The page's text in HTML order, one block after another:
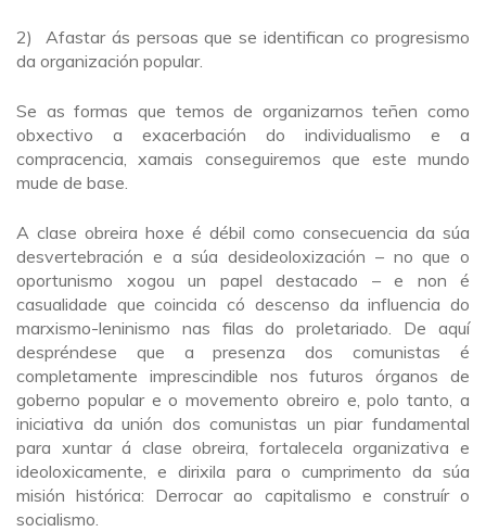
2) Afastar ás persoas que se identifican co progresismo
da organización popular.
Se as formas que temos de organizarnos teñen como
obxectivo a exacerbación do individualismo e a
compracencia, xamais conseguiremos que este mundo
mude de base.
A clase obreira hoxe é débil como consecuencia da súa
desvertebración e a súa desideoloxización – no que o
oportunismo xogou un papel destacado – e non é
casualidade que coincida có descenso da influencia do
marxismo-leninismo nas filas do proletariado. De aquí
despréndese que a presenza dos comunistas é
completamente imprescindible nos futuros órganos de
goberno popular e o movemento obreiro e, polo tanto, a
iniciativa da unión dos comunistas un piar fundamental
para xuntar á clase obreira, fortalecela organizativa e
ideoloxicamente, e dirixila para o cumprimento da súa
misión histórica: Derrocar ao capitalismo e construír o
socialismo.